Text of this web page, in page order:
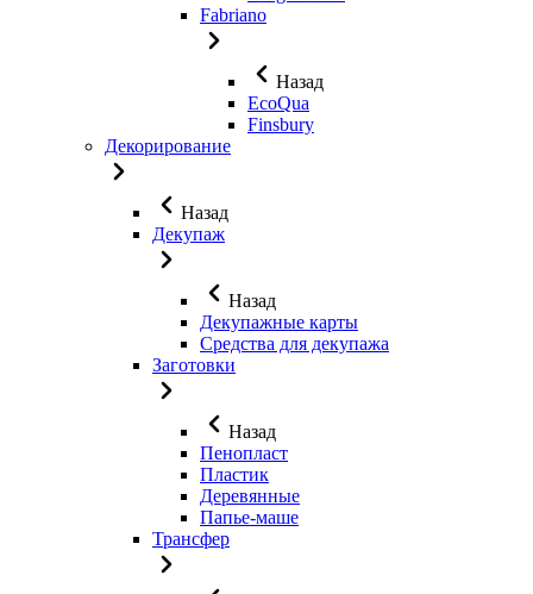
Fabriano
Назад
EcoQua
Finsbury
Декорирование
Назад
Декупаж
Назад
Декупажные карты
Средства для декупажа
Заготовки
Назад
Пенопласт
Пластик
Деревянные
Папье-маше
Трансфер